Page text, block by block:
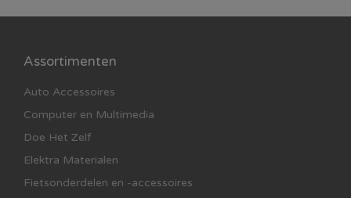
Assortimenten
Auto Accessoires
Computer en Multimedia
Doe Het Zelf
Elektra Materialen
Fietsonderdelen en -accessoires